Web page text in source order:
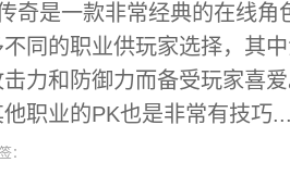
奇是一款非常经典的在线角
不同的职业供玩家选择，其
击力和防御力而备受玩家喜
他职业的PK也是非常有技巧
：